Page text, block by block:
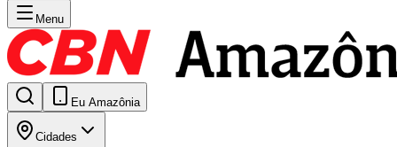
Menu
Eu Amazônia
Cidades